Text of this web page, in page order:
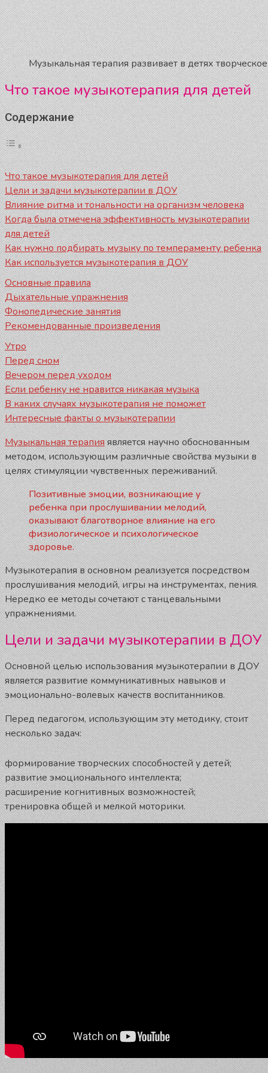
Музыкальная терапия развивает в детях
Что такое музыкотерапия для детей
Содержание
Что такое музыкотерапия для детей
Цели и задачи музыкотерапии в ДОУ
Влияние ритма и тональности на организм человека
Когда была отмечена эффективность музыкотерапии
для детей
Как нужно подбирать музыку по темпераменту ребенка
Как используется музыкотерапия в ДОУ
Основные правила
Дыхательные упражнения
Фонопедические занятия
Рекомендованные произведения
Утро
Перед сном
Вечером перед уходом
Если ребенку не нравится никакая музыка
В каких случаях музыкотерапия не поможет
Интересные факты о музыкотерапии
Музыкальная терапияявляется научно обоснованным
методом, использующим различные свойства музыки в
целях стимуляции чувственных переживаний.
Позитивные эмоции, возникающие у
ребенка при прослушивании мелодий,
оказывают благотворное влияние на его
физиологическое и психологическое
здоровье.
Музыкотерапия в основном реализуется посредством
прослушивания мелодий, игры на инструментах, пения.
Нередко ее методы сочетают с танцевальными
упражнениями.
Цели и задачи музыкотерапии в ДОУ
Основной целью использования музыкотерапии в ДОУ
является развитие коммуникативных навыков и
эмоционально-волевых качеств воспитанников.
Перед педагогом, использующим эту методику, стоит
несколько задач:
формирование творческих способностей у детей;
развитие эмоционального интеллекта;
расширение когнитивных возможностей;
тренировка общей и мелкой моторики.